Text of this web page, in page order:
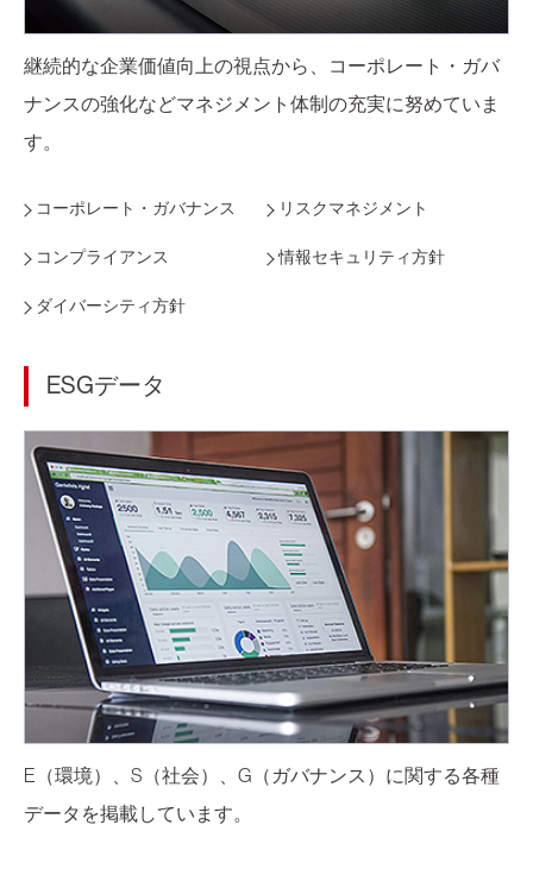
継続的な企業価値向上の視点から、コーポレート・ガバ
ナンスの強化などマネジメント体制の充実に努めていま
す。
コーポレート・ガバナンス リスクマネジメント
コンプライアンス 情報セキュリティ方針
ダイバーシティ方針
ESGデータ
E（環境）、S（社会）、G（ガバナンス）に関する各種
データを掲載しています。